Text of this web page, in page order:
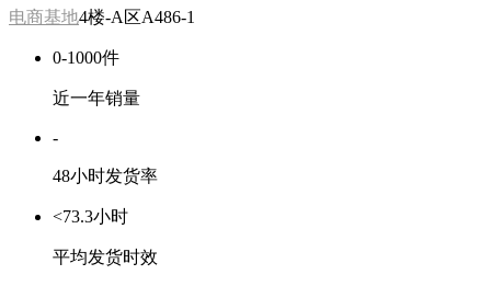
电商基地4楼-A区A486-1
0-1000件
近一年销量
-
48小时发货率
<73.3小时
平均发货时效